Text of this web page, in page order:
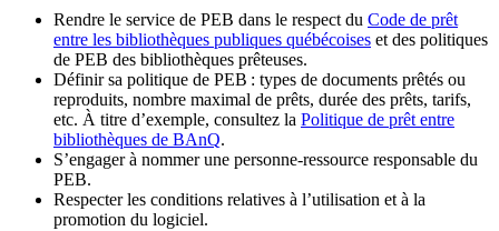
Rendre le service de PEB dans le respect du Code de prêt
entre les bibliothèques publiques québécoises et des politiques
de PEB des bibliothèques prêteuses.
Définir sa politique de PEB : types de documents prêtés ou
reproduits, nombre maximal de prêts, durée des prêts, tarifs,
etc. À titre d’exemple, consultez la Politique de prêt entre
bibliothèques de BAnQ.
S’engager à nommer une personne-ressource responsable du
PEB.
Respecter les conditions relatives à l’utilisation et à la
promotion du logiciel.